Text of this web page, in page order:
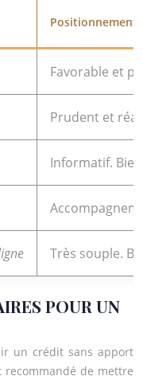
Positionnement
Favorable et
Prudent et
Informatif.
Très souple.
POUR UN
un crédit sans apport
recommandé de mettre